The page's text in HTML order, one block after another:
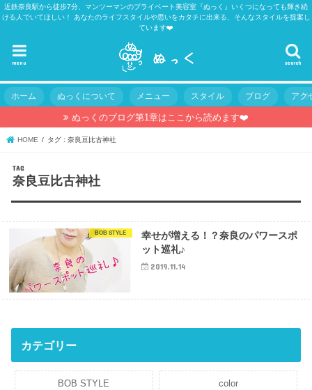
近鉄奈良駅から徒歩7分、マンツーマンのプライベート美容室『ぬっく』いくつになっても輝き続
ける人でいてほしい！ あなたのライフスタイルや思いをカタチに出来る、そんなスタイルを提案し
ています❤️
search
menu
ホーム ぬっくについて メニュー スタイル ブログ アク
ぬっくのブログ第1章はここから読めます❤️
HOME タグ : 奈良豆比古神社
TAG
奈良豆比古神社
BOB STYLE
幸せが増える！？奈良のパワースポ
ット巡礼♪
2019.11.14
カテゴリー
BOB STYLE color